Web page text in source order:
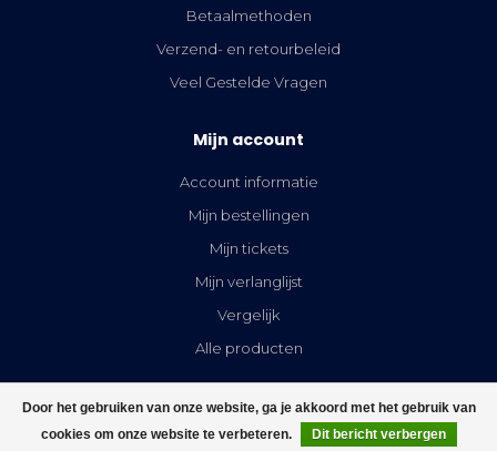
Door het gebruiken van onze website, ga je akkoord met het gebruik van
cookies om onze website te verbeteren.
Dit bericht verbergen
Betaalmethoden
Verzend- en retourbeleid
Veel Gestelde Vragen
Mijn account
Account informatie
Mijn bestellingen
Mijn tickets
Mijn verlanglijst
Vergelijk
Alle producten
FILTERS